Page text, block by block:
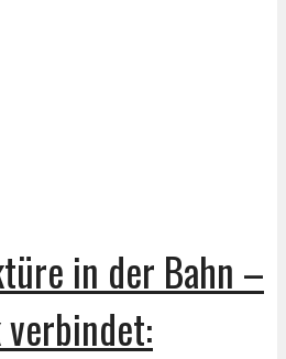
in der Bahn –
verbindet: